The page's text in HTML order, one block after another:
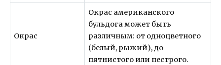
Окрас
Окрас американского
бульдога может быть
различным: от одноцветного
(белый, рыжий), до
пятнистого или пестрого.